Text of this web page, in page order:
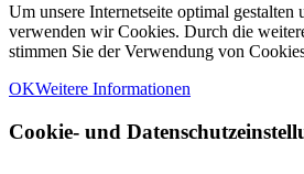
Um unsere Internetseite optimal gestalten
verwenden wir Cookies. Durch die
stimmen Sie der Verwendung von
OKWeitere Informationen
Cookie- und